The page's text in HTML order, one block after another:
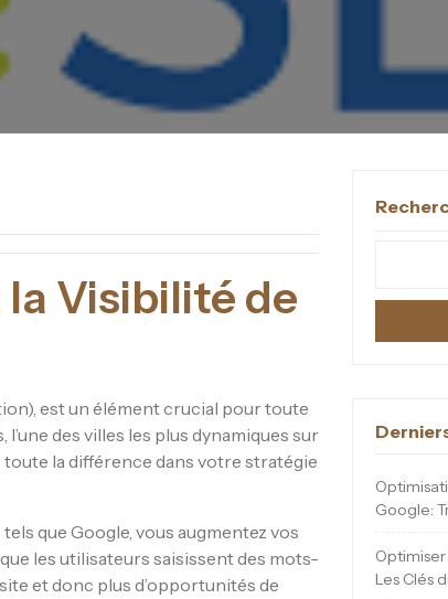
la Visibilité de
est un élément crucial pour toute
des villes les plus dynamiques sur
la différence dans votre stratégie
que Google, vous augmentez vos
les utilisateurs saisissent des mots-
et donc plus d’opportunités de
Google:
Les Clés